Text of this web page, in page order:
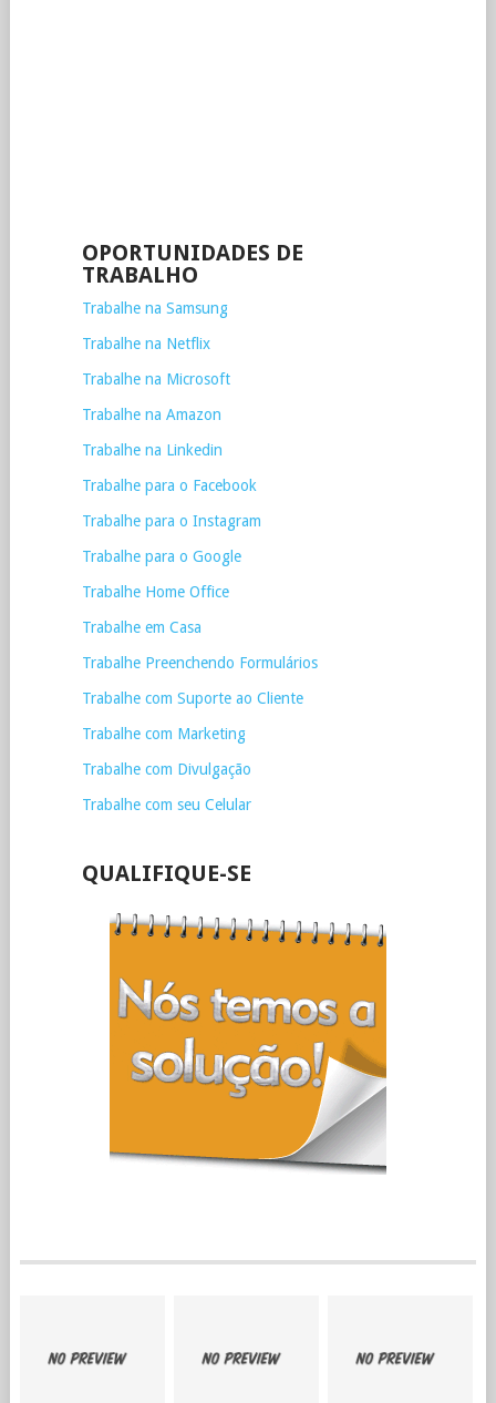
OPORTUNIDADES DE
TRABALHO
Trabalhe na Samsung
Trabalhe na Netflix
Trabalhe na Microsoft
Trabalhe na Amazon
Trabalhe na Linkedin
Trabalhe para o Facebook
Trabalhe para o Instagram
Trabalhe para o Google
Trabalhe Home Office
Trabalhe em Casa
Trabalhe Preenchendo Formulários
Trabalhe com Suporte ao Cliente
Trabalhe com Marketing
Trabalhe com Divulgação
Trabalhe com seu Celular
QUALIFIQUE-SE